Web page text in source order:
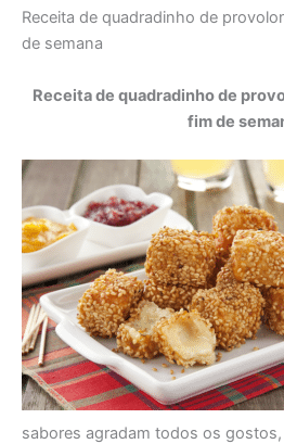
Receita de quadradinho de
de semana
Receita de quadradinho de
fim de
sabores agradam todos os gostos,